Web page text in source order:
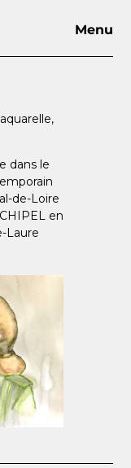
Menu
dans le
de-Loire
en
Laure